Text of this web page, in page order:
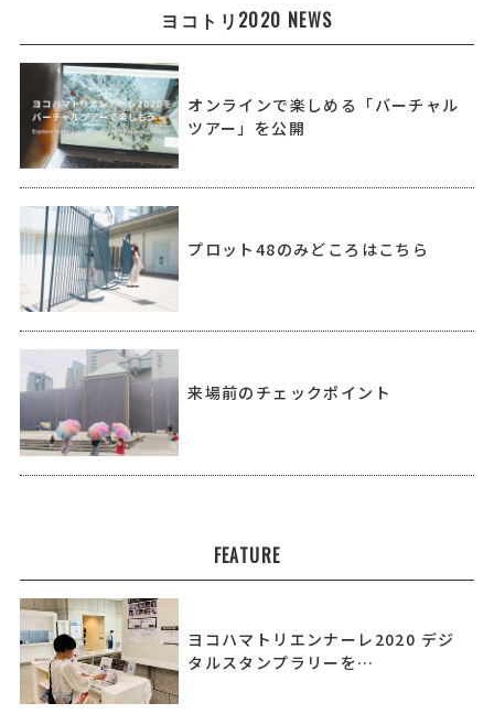
ヨコトリ2020 NEWS
オンラインで楽しめる「バーチャル
ツアー」を公開
プロット48のみどころはこちら
来場前のチェックポイント
FEATURE
ヨコハマトリエンナーレ2020 デジ
タルスタンプラリーを…